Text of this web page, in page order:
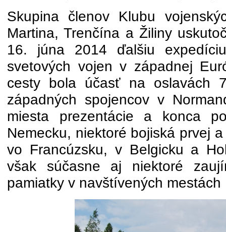
Skupina členov Klubu
Martina, Trenčína a Žiliny
16. júna 2014 ďalšiu
svetových vojen v západnej
cesty bola účasť na oslavách
západných spojencov v
miesta prezentácie a konca
Nemecku, niektoré bojiská prvej
vo Francúzsku, v Belgicku a
však súčasne aj niektoré
pamiatky v navštívených mestách